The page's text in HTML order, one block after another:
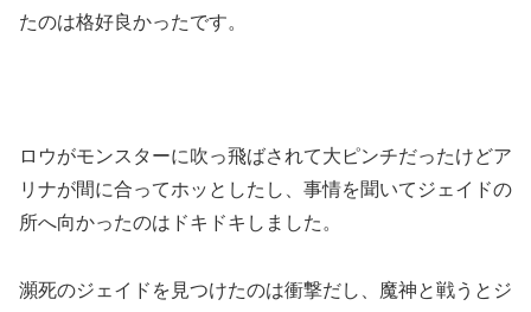
たのは格好良かったです。
ロウがモンスターに吹っ飛ばされて大ピンチだったけどア
リナが間に合ってホッとしたし、事情を聞いてジェイドの
所へ向かったのはドキドキしました。
瀕死のジェイドを見つけたのは衝撃だし、魔神と戦うとジ